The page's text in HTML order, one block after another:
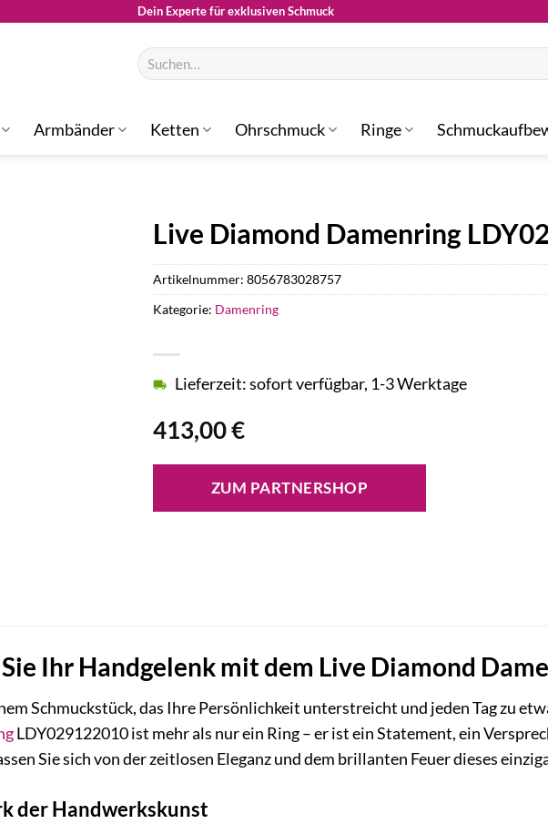
Dein Experte für exklusiven Schmuck
Suchen
nach:
Armbänder Ketten Ohrschmuck Ringe
Live Diamond Damenring
413,00€
Lieferzeit: sofort verfügbar, 1-3 Werktage
ZUM PARTNERSHOP
Artikelnummer:8056783028757
Kategorie: Damenring
Ihr Handgelenk mit dem Live Diamond
Schmuckstück, das Ihre Persönlichkeit unterstreicht und jeden Tag zu
LDY029122010 ist mehr als nur ein Ring – er ist ein Statement, ein
Sie sich von der zeitlosen Eleganz und dem brillanten Feuer dieses
der Handwerkskunst